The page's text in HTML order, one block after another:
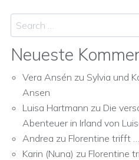
Search
Neueste
Vera Ansén zu Sylvia und
Ansen
Luisa Hartmann zu Die
Abenteuer in Irland von
Andrea zu Florentine trifft
Karin (Nuna) zu Florentine